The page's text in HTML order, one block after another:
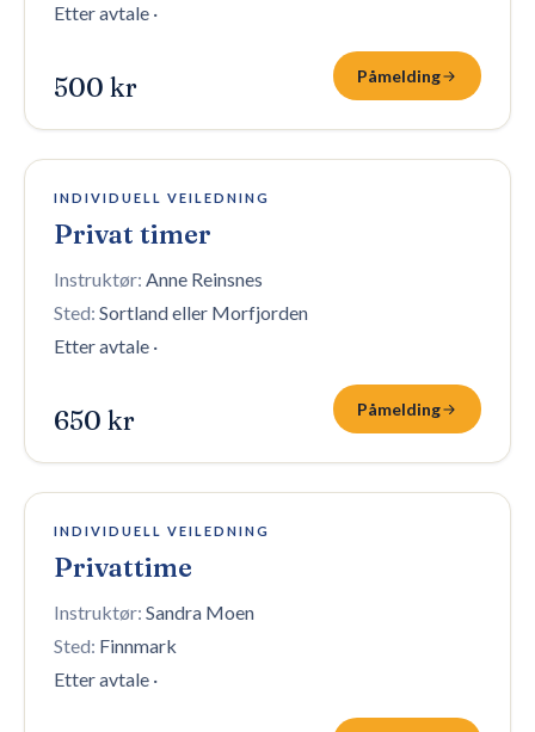
Etter avtale ·
500 kr Påmelding
8 plasser igjen
INDIVIDUELL VEILEDNING
Privat timer
Instruktør: Anne Reinsnes
Sted: Sortland eller Morfjorden
Etter avtale ·
650 kr Påmelding
8 plasser igjen
INDIVIDUELL VEILEDNING
Privattime
Instruktør: Sandra Moen
Sted: Finnmark
Etter avtale ·